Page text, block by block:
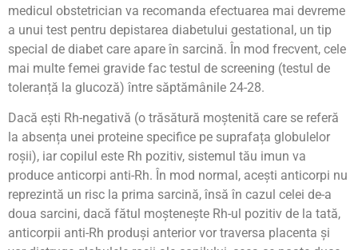
medicul obstetrician va recomanda efectuarea mai devreme
a unui test pentru depistarea diabetului gestational, un tip
special de diabet care apare în sarcină. În mod frecvent, cele
mai multe femei gravide fac testul de screening (testul de
toleranță la glucoză) între săptămânile 24-28.
Dacă ești Rh-negativă (o trăsătură moștenită care se referă
la absența unei proteine specifice pe suprafața globulelor
roșii), iar copilul este Rh pozitiv, sistemul tău imun va
produce anticorpi anti-Rh. În mod normal, acești anticorpi nu
reprezintă un risc la prima sarcină, însă în cazul celei de-a
doua sarcini, dacă fătul moștenește Rh-ul pozitiv de la tată,
anticorpii anti-Rh produși anterior vor traversa placenta și